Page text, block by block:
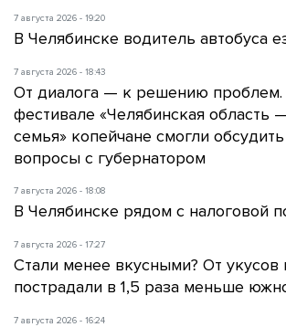
7 августа 2026 - 19:20
В Челябинске водитель автобуса
7 августа 2026 - 18:43
От диалога — к решению
фестивале «Челябинская область
семья» копейчане смогли
вопросы с губернатором
7 августа 2026 - 18:08
В Челябинске рядом с налоговой
7 августа 2026 - 17:27
Стали менее вкусными? От
пострадали в 1,5 раза меньше
7 августа 2026 - 16:24